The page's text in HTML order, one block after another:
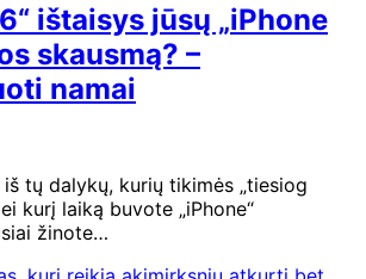
ištaisys jūsų „iPhone
skausmą? –
namai
iš tų dalykų, kurių tikimės „tiesiog
kurį laiką buvote „iPhone“
žinote…